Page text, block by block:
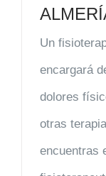
Un
encargará
dolores
otras
encuentras